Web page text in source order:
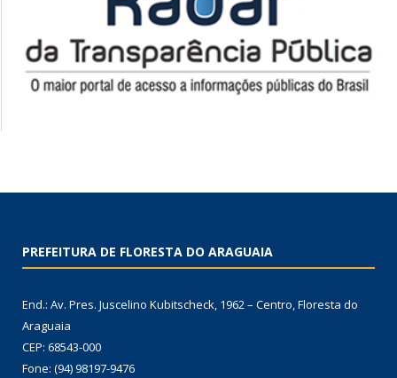
PREFEITURA DE FLORESTA DO ARAGUAIA
End.: Av. Pres. Juscelino Kubitscheck, 1962 – Centro, Floresta do
Araguaia
CEP: 68543-000
Fone: (94) 98197-9476